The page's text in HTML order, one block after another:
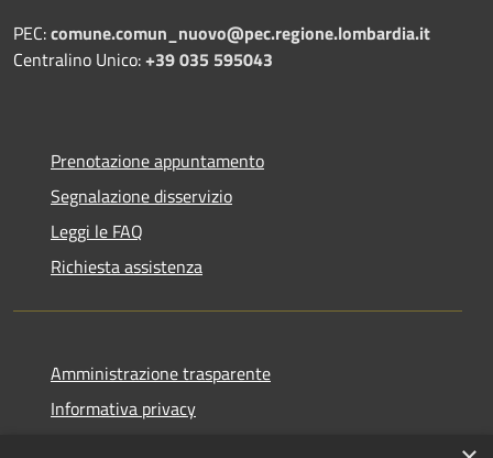
PEC:comune.comun_nuovo@pec.regione.lombardia.it
Centralino Unico:+39 035 595043
Prenotazione appuntamento
Segnalazione disservizio
Leggi le FAQ
Richiesta assistenza
Amministrazione trasparente
Informativa privacy